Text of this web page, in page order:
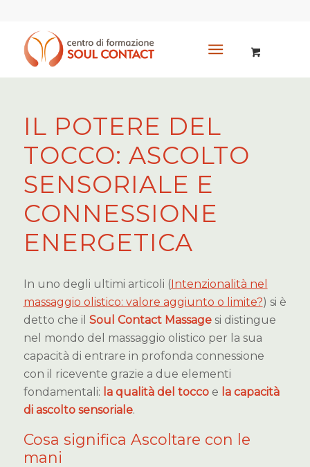
IL POTERE DEL
TOCCO: ASCOLTO
SENSORIALE E
CONNESSIONE
ENERGETICA
In uno degli ultimi articoli (Intenzionalità nel
massaggio olistico: valore aggiunto o limite?) si è
detto che il Soul Contact Massagesi distingue
nel mondo del massaggio olistico per la sua
capacità di entrare in profonda connessione
con il ricevente grazie a due elementi
fondamentali: la qualità del toccoe la capacità
di ascolto sensoriale.
Cosa significa Ascoltare con le
mani